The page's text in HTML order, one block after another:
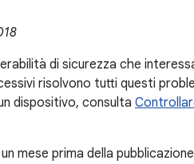
di sicurezza che
risolvono tutti questi
dispositivo, consulta
mese prima della